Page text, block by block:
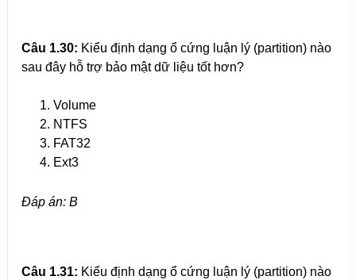
Câu 1.30: Kiểu định dạng ổ cứng luận lý (partition) nào
sau đây hỗ trợ bảo mật dữ liệu tốt hơn?
Volume
NTFS
FAT32
Ext3
Đáp án: B
Câu 1.31: Kiểu định dạng ổ cứng luận lý (partition) nào